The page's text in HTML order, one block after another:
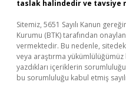
taslak halindedir ve tavsiye
Sitemiz, 5651 Sayılı Kanun
Kurumu (BTK) tarafından
vermektedir. Bu nedenle,
veya araştırma
yazdıkları içeriklerin
bu sorumluluğu kabul etmiş